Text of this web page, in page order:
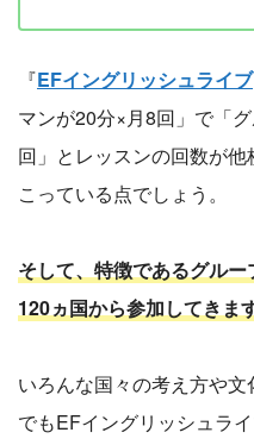
『EFイングリッシュライブ
マンが20分×月8回」で「
回」とレッスンの回数が
こっている点でしょう。
そして、特徴であるグル
120ヵ国から参加してきます
いろんな国々の考え方や
でもEFイングリッシュラ